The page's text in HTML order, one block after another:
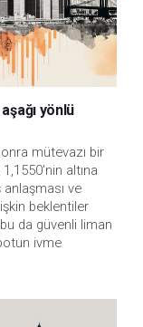
yönlü
mütevazı bir
altına
anlaşması ve
beklentiler
da güvenli liman
ivme